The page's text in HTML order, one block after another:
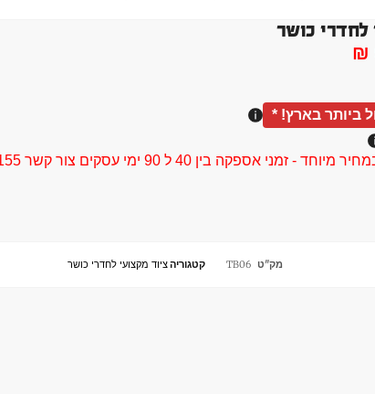
לחדרי כושר
₪
ביותר בארץ! *
אספקה בין 40 ל 90 ימי עסקים צור קשר 0558961155
מק"ט TB06 קטגוריהציוד מקצועי לחדרי כושר